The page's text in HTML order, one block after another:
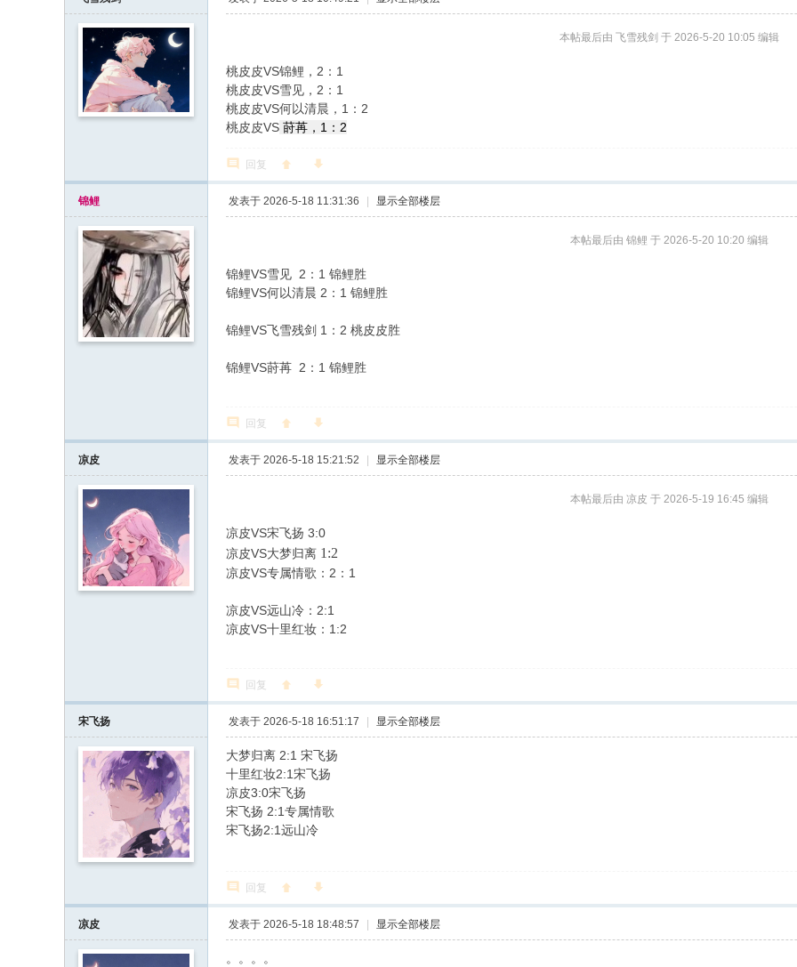
本帖最后由 飞雪残剑 于 2026-5-20 10:05 编辑
桃皮皮VS锦鲤，2：1
桃皮皮VS雪见，2：1
桃皮皮VS何以清晨，1：2
桃皮皮VS 莳苒，1：2
回复
锦鲤 发表于 2026-5-18 11:31:36 显示全部楼层
本帖最后由 锦鲤 于 2026-5-20 10:20 编辑
锦鲤VS雪见 2：1 锦鲤胜
锦鲤VS何以清晨 2：1 锦鲤胜
锦鲤VS飞雪残剑 1：2 桃皮皮胜
锦鲤VS莳苒 2：1 锦鲤胜
回复
凉皮 发表于 2026-5-18 15:21:52 显示全部楼层
本帖最后由 凉皮 于 2026-5-19 16:45 编辑
凉皮VS宋飞扬 3:0
凉皮VS大梦归离 1:2
凉皮VS专属情歌：2：1
凉皮VS远山冷：2:1
凉皮VS十里红妆：1:2
回复
宋飞扬 发表于 2026-5-18 16:51:17 显示全部楼层
大梦归离 2:1 宋飞扬
十里红妆2:1宋飞扬
凉皮3:0宋飞扬
宋飞扬 2:1专属情歌
宋飞扬2:1远山冷
回复
凉皮 发表于 2026-5-18 18:48:57 显示全部楼层
。。。。